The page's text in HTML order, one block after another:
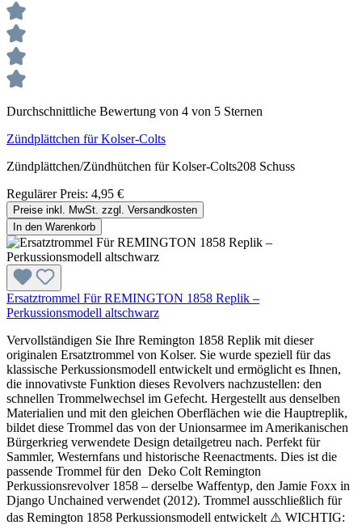
Durchschnittliche Bewertung von 4 von 5 Sternen
Zündplättchen für Kolser-Colts
Zündplättchen/Zündhütchen für Kolser-Colts208 Schuss
Regulärer Preis: 4,95 €
Preise inkl. MwSt. zzgl. Versandkosten
In den Warenkorb
Ersatztrommel Für REMINGTON 1858 Replik –
Perkussionsmodell altschwarz
Vervollständigen Sie Ihre Remington 1858 Replik mit dieser
originalen Ersatztrommel von Kolser. Sie wurde speziell für das
klassische Perkussionsmodell entwickelt und ermöglicht es Ihnen,
die innovativste Funktion dieses Revolvers nachzustellen: den
schnellen Trommelwechsel im Gefecht. Hergestellt aus denselben
Materialien und mit den gleichen Oberflächen wie die Hauptreplik,
bildet diese Trommel das von der Unionsarmee im Amerikanischen
Bürgerkrieg verwendete Design detailgetreu nach. Perfekt für
Sammler, Westernfans und historische Reenactments. Dies ist die
passende Trommel für den Deko Colt Remington
Perkussionsrevolver 1858 – derselbe Waffentyp, den Jamie Foxx in
Django Unchained verwendet (2012). Trommel ausschließlich für
das Remington 1858 Perkussionsmodell entwickelt ⚠️ WICHTIG: